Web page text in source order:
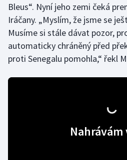
Házená
Jezdectví
Judo
Lyže a snowboard
Bleus“. Nyní jeho zemi čeká
Iráčany. „Myslím, že jsme se
Musíme si stále dávat pozor,
automaticky chráněný před
proti Senegalu pomohla,“ řekl
Nahrávám